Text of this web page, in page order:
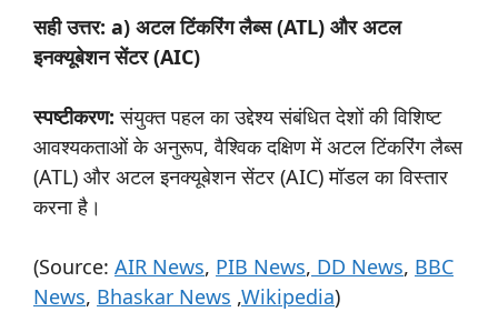
सही उत्तर: a) अटल टिंकरिंग लैब्स (ATL) और अटल
इनक्यूबेशन सेंटर (AIC)
स्पष्टीकरण: संयुक्त पहल का उद्देश्य संबंधित देशों की विशिष्ट
आवश्यकताओं के अनुरूप, वैश्विक दक्षिण में अटल टिंकरिंग लैब्स
(ATL) और अटल इनक्यूबेशन सेंटर (AIC) मॉडल का विस्तार
करना है।
(Source: AIR News, PIB News, DD News, BBC
News, Bhaskar News ,Wikipedia)